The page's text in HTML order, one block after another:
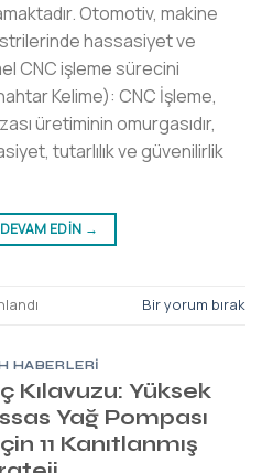
Otomotiv, makine
hassasiyet ve
CNC işleme sürecini
Kelime): CNC İşleme,
üretiminin omurgasıdır,
tutarlılık ve güvenilirlik
EDIN →
Bir yorum bırak
HABERLERI
Kılavuzu: Yüksek
Yağ Pompası
11 Kanıtlanmış